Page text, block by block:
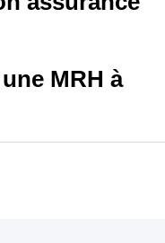
MRH à